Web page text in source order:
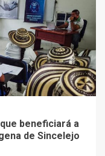
beneficiará a
de Sincelejo